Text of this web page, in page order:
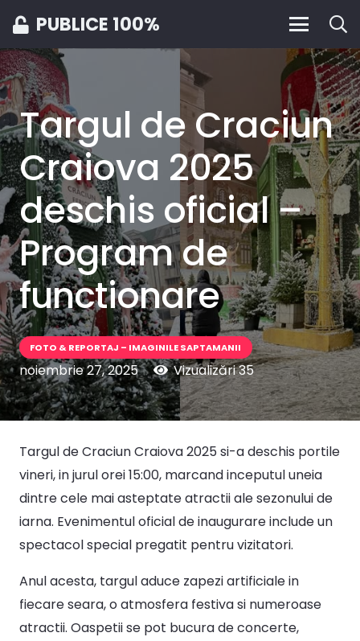
PUBLICE 100%
Targul de Craciun
Craiova 2025
deschis oficial –
Program de
functionare
FOTO & REPORTAJ – IMAGINILE SAPTAMANII
noiembrie 27, 2025 Vizualizări35
Targul de Craciun Craiova 2025 si-a deschis portile
vineri, in jurul orei 15:00, marcand inceputul uneia
dintre cele mai asteptate atractii ale sezonului de
iarna. Evenimentul oficial de inaugurare include un
spectacol special pregatit pentru vizitatori.
Anul acesta, targul aduce zapezi artificiale in
fiecare seara, o atmosfera festiva si numeroase
atractii. Oaspetii se pot bucura de concerte,